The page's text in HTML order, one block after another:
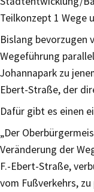
Teilkonzept 1 Wege
Bislang bevorzugen
Wegeführung
Johannapark zu
Ebert-Straße, der
Dafür gibt es einen
„Der
Veränderung der
F.-Ebert-Straße,
vom Fußverkehrs,